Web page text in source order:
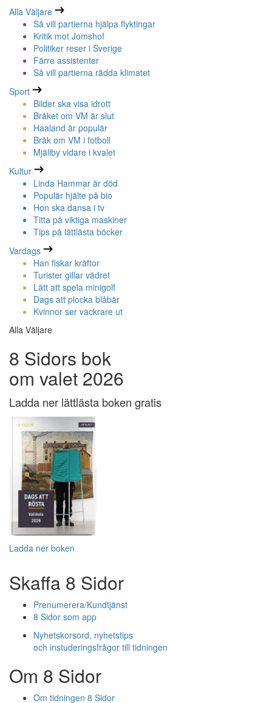
Alla Väljare
Så vill partierna hjälpa flyktingar
Kritik mot Jomshof
Politiker reser i Sverige
Färre assistenter
Så vill partierna rädda klimatet
Sport
Bilder ska visa idrott
Bråket om VM är slut
Haaland är populär
Bråk om VM i fotboll
Mjällby vidare i kvalet
Kultur
Linda Hammar är död
Populär hjälte på bio
Hon ska dansa i tv
Titta på viktiga maskiner
Tips på lättlästa böcker
Vardags
Han fiskar kräftor
Turister gillar vädret
Lätt att spela minigolf
Dags att plocka blåbär
Kvinnor ser vackrare ut
Alla Väljare
8 Sidors bok
om valet 2026
Ladda ner lättlästa boken gratis
Ladda ner boken
Skaffa 8 Sidor
Prenumerera/Kundtjänst
8 Sidor som app
Nyhetskorsord, nyhetstips
och instuderingsfrågor till tidningen
Om 8 Sidor
Om tidningen 8 Sidor